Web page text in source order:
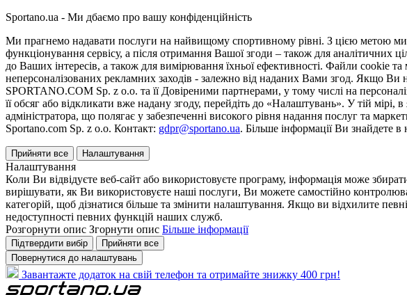
Sportano.ua - Ми дбаємо про вашу конфіденційність
Ми прагнемо надавати послуги на найвищому спортивному рівні. З цією метою ми
функціонування сервісу, а після отримання Вашої згоди – також для аналітичних
до Ваших інтересів, а також для вимірювання їхньої ефективності. Файли cookie
неперсоналізованих рекламних заходів - залежно від наданих Вами згод. Якщо
SPORTANO.COM Sp. z o.o. та її Довіреними партнерами, у тому числі на
її обсяг або відкликати вже надану згоду, перейдіть до «Налаштувань». У тій
адміністратора, що полягає у забезпеченні високого рівня надання послуг та
Sportano.com Sp. z o.o. Контакт: gdpr@sportano.ua. Більше інформації Ви знайдете в
Прийняти все Налаштування
Налаштування
Коли Ви відвідуєте веб-сайт або використовуєте програму, інформація може
вирішувати, як Ви використовуєте наші послуги, Ви можете самостійно
категорій, щоб дізнатися більше та змінити налаштування. Якщо ви відхилите
недоступності певних функцій наших служб.
Розгорнути опис Згорнути опис Більше інформації
Підтвердити вибір
Прийняти все
Повернутися до налаштувань
Завантажте додаток на свій телефон та отримайте знижку 400 грн!